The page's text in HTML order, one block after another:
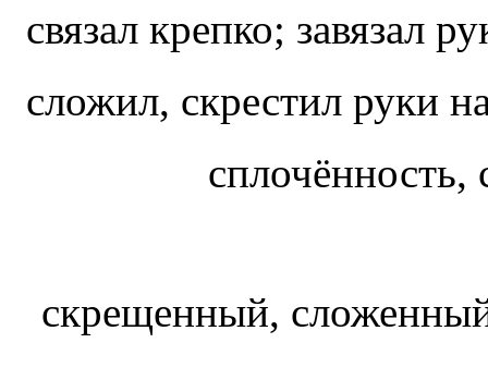
связал крепко; завязал
сложил, скрестил руки
скрещенный,